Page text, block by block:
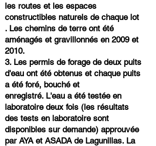
les routes et les espaces
constructibles naturels de chaque lot
. Les chemins de terre ont été
aménagés et gravillonnés en 2009 et
2010.
3. Les permis de forage de deux puits
d'eau ont été obtenus et chaque puits
a été foré, bouché et
enregistré. L'eau a été testée en
laboratoire deux fois (les résultats
des tests en laboratoire sont
disponibles sur demande) approuvée
par AYA et ASADA de Lagunillas. La